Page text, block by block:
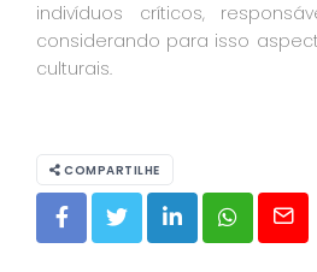
indivíduos críticos,
considerando para isso
culturais.
COMPARTILHE